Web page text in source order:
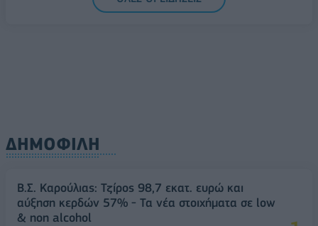
ΔΗΜΟΦΙΛΗ
Β.Σ. Καρούλιας: Τζίρος 98,7 εκατ. ευρώ και
αύξηση κερδών 57% - Τα νέα στοιχήματα σε low
& non alcohol